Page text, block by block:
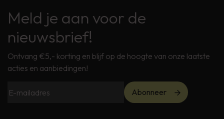
Meld je aan voor de
nieuwsbrief!
Ontvang €5,- korting en blijf op de hoogte van onze laatste
acties en aanbiedingen!
Abonneer